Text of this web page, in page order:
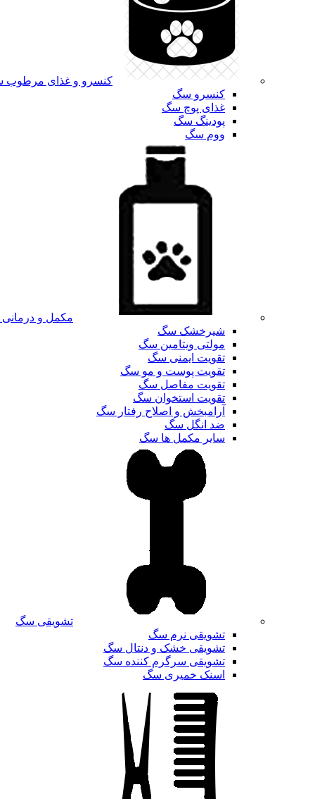
کنسرو و غذای
کنسرو سگ
غذای پوچ سگ
پودینگ سگ
ووم سگ
مکمل و
شیرخشک سگ
مولتی ویتامین سگ
تقویت ایمنی سگ
تقویت پوست و مو سگ
تقویت مفاصل سگ
تقویت استخوان سگ
آرامبخش و اصلاح رفتار سگ
ضد انگل سگ
سایر مکمل ها سگ
تشویقی سگ
تشویقی نرم سگ
تشویقی خشک و دنتال سگ
تشویقی سرگرم کننده سگ
اسنک خمیری سگ